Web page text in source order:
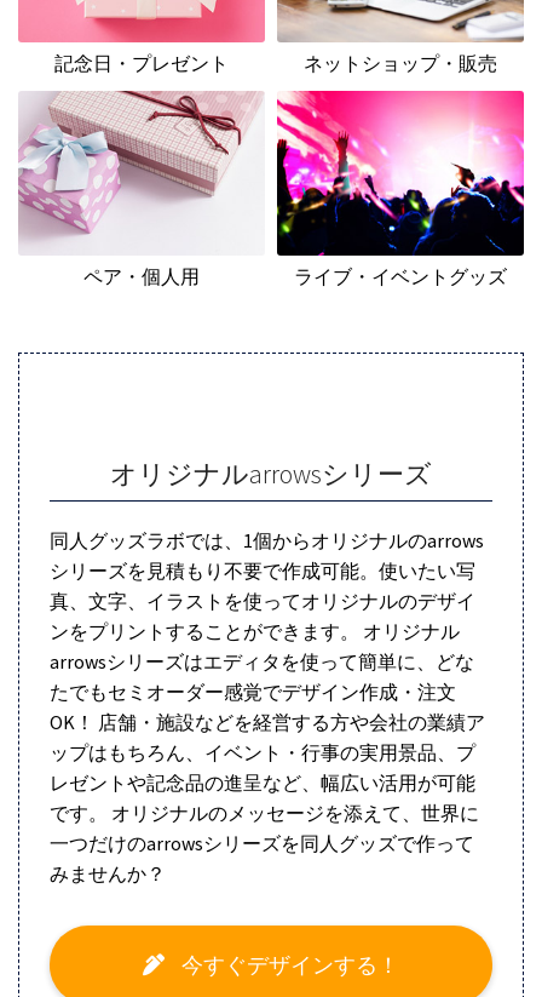
記念日・プレゼント ネットショップ・販売
ペア・個人用 ライブ・イベントグッズ
オリジナルarrowsシリーズ
同人グッズラボでは、1個からオリジナルのarrows
シリーズを見積もり不要で作成可能。使いたい写
真、文字、イラストを使ってオリジナルのデザイ
ンをプリントすることができます。 オリジナル
arrowsシリーズはエディタを使って簡単に、どな
たでもセミオーダー感覚でデザイン作成・注文
OK！ 店舗・施設などを経営する方や会社の業績ア
ップはもちろん、イベント・行事の実用景品、プ
レゼントや記念品の進呈など、幅広い活用が可能
です。 オリジナルのメッセージを添えて、世界に
一つだけのarrowsシリーズを同人グッズで作って
みませんか？
今すぐデザインする！